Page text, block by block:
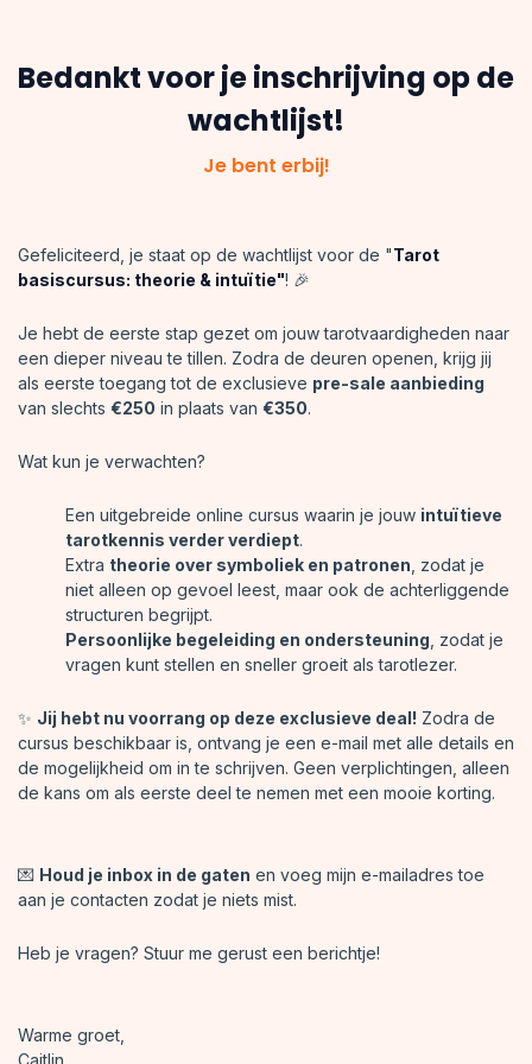
Bedankt voor je inschrijving op de
wachtlijst!
Je bent erbij!
Gefeliciteerd, je staat op de wachtlijst voor de "Tarot
basiscursus: theorie & intuïtie"! 🎉
Je hebt de eerste stap gezet om jouw tarotvaardigheden naar
een dieper niveau te tillen. Zodra de deuren openen, krijg jij
als eerste toegang tot de exclusieve pre-sale aanbieding
van slechts €250 in plaats van €350.
Wat kun je verwachten?
Een uitgebreide online cursus waarin je jouw intuïtieve
tarotkennis verder verdiept.
Extra theorie over symboliek en patronen , zodat je
niet alleen op gevoel leest, maar ook de achterliggende
structuren begrijpt.
Persoonlijke begeleiding en ondersteuning , zodat je
vragen kunt stellen en sneller groeit als tarotlezer.
✨ Jij hebt nu voorrang op deze exclusieve deal! Zodra de
cursus beschikbaar is, ontvang je een e-mail met alle details en
de mogelijkheid om in te schrijven. Geen verplichtingen, alleen
de kans om als eerste deel te nemen met een mooie korting.
💌 Houd je inbox in de gaten en voeg mijn e-mailadres toe
aan je contacten zodat je niets mist.
Heb je vragen? Stuur me gerust een berichtje!
Warme groet,
Caitlin